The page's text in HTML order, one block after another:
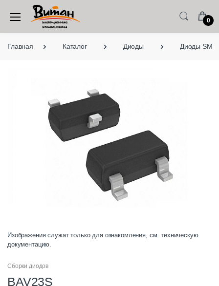
0
Главная Каталог Диоды Диоды SMD
Изображения служат только для ознакомления, см. техническую
документацию.
Сборки диодов
BAV23S